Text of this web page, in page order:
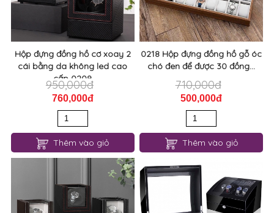
Hộp đựng đồng hồ cơ xoay 2
cái bằng da không led cao
cấp 0209
950,000đ
760,000đ
Thêm vào giỏ
0218 Hộp đựng đồng hồ gỗ óc
chó đen để được 30 đồng...
710,000đ
500,000đ
Thêm vào giỏ